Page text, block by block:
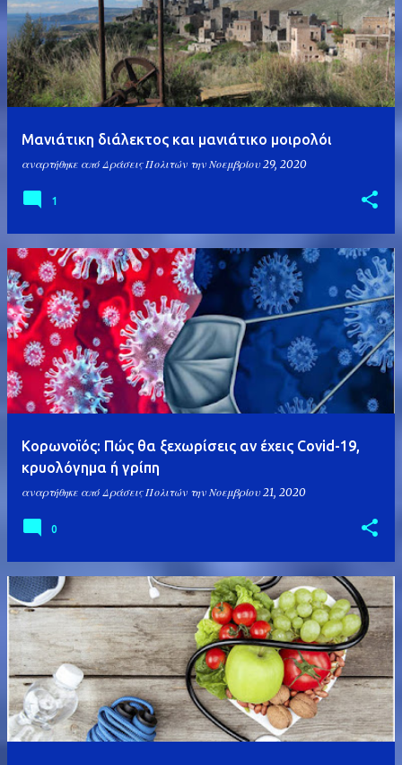
α
ρ
τ
ή
Μανιάτικη διάλεκτος και μανιάτικο μοιρολόι
αναρτήθηκε από Δράσεις Πολιτών την Νοεμβρίου 29, 2020
1
Κορωνοϊός: Πώς θα ξεχωρίσεις αν έχεις Covid-19,
κρυολόγημα ή γρίπη
αναρτήθηκε από Δράσεις Πολιτών την Νοεμβρίου 21, 2020
0